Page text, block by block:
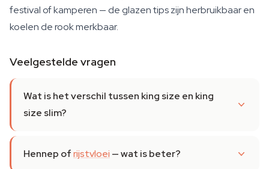
festival of kamperen — de glazen tips zijn herbruikbaar en
koelen de rook merkbaar.
Veelgestelde vragen
Wat is het verschil tussen king size en king
size slim?
Hennep ofrijstvloei — wat is beter?